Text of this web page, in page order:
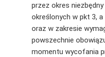
przez okres
określonych w pkt 3,
oraz w zakresie
powszechnie
momentu wycofania